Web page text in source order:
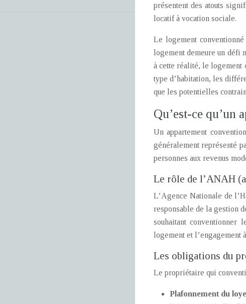
présentent des atouts
locatif à vocation sociale.
Le logement
logement demeure un défi
à cette réalité, le logement
type d’habitation, les
que les potentielles
Qu’est-ce qu’un
Un appartement
généralement représenté
personnes aux revenus
Le rôle de l’ANAH
L’Agence Nationale de
responsable de la gestion
souhaitant conventionner
logement et l’engagement
Les obligations du
Le propriétaire qui
Plafonnement du